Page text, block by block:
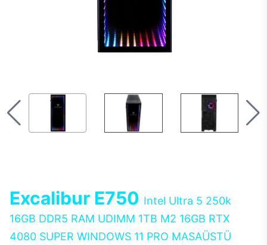
Excalibur E750 Intel Ultra 5 250k
16GB DDR5 RAM UDIMM 1TB M2 16GB RTX
4080 SUPER WINDOWS 11 PRO MASAÜSTÜ